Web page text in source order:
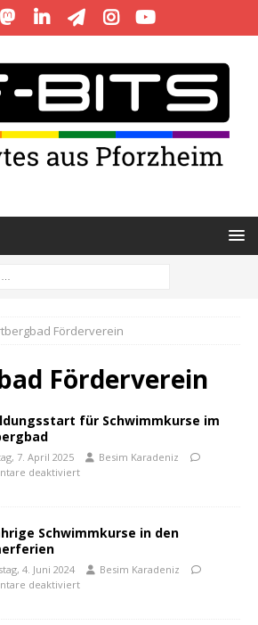
Förderverein
Förderverein
für Schwimmkurse im
7. April 2025
Besim Karadeniz
deaktiviert
Schwimmkurse in den
4. Juni 2024
Besim Karadeniz
deaktiviert